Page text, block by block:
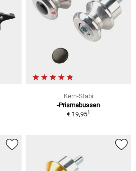
Kern-Stabi
-Prismabussen
€ 19,951